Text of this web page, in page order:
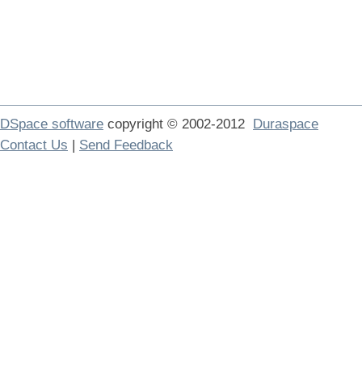
DSpace software copyright © 2002-2012 Duraspace
Contact Us | Send Feedback